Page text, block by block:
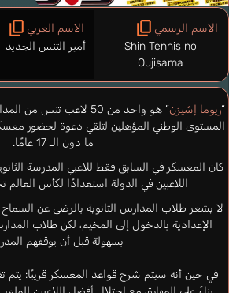
“ريوما إشيزن
” هو واحد من 50 لاعب
المستوى الوطني المؤهلين لتلقي دعوة لحضور
ما دون الـ 17 عامًا.
كان المعسكر في السابق فقط للاعبي المدرسة
اللاعبين في الدولة استعدادًا لكأس العالم تحت 17 عامًا
لا يشعر طلاب المدارس الثانوية بالرضى عن
الإعدادية بالدخول إلى المخيم، لكن طلاب
بسهولة قبل أن يوقفهم
الاسم الرسمي
Shin Tennis no
Oujisama
الاسم العربي
أمير التنس الجديد